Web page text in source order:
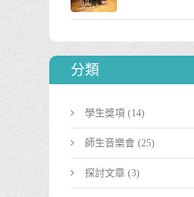
分類
學生獎項 (14)
師生音樂會 (25)
探討文章 (3)